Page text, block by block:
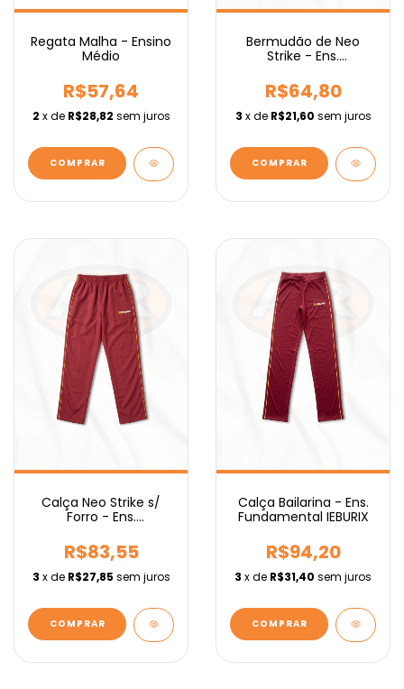
Regata Malha - Ensino
Médio
R$57,64
2 x de R$28,82 sem juros
COMPRAR
Bermudão de Neo
Strike - Ens.
R$64,80
3 x de R$21,60 sem juros
COMPRAR
Calça Neo Strike s/
Forro - Ens.
R$83,55
3 x de R$27,85 sem juros
COMPRAR
Calça Bailarina - Ens.
Fundamental IEBURIX
R$94,20
3 x de R$31,40 sem juros
COMPRAR